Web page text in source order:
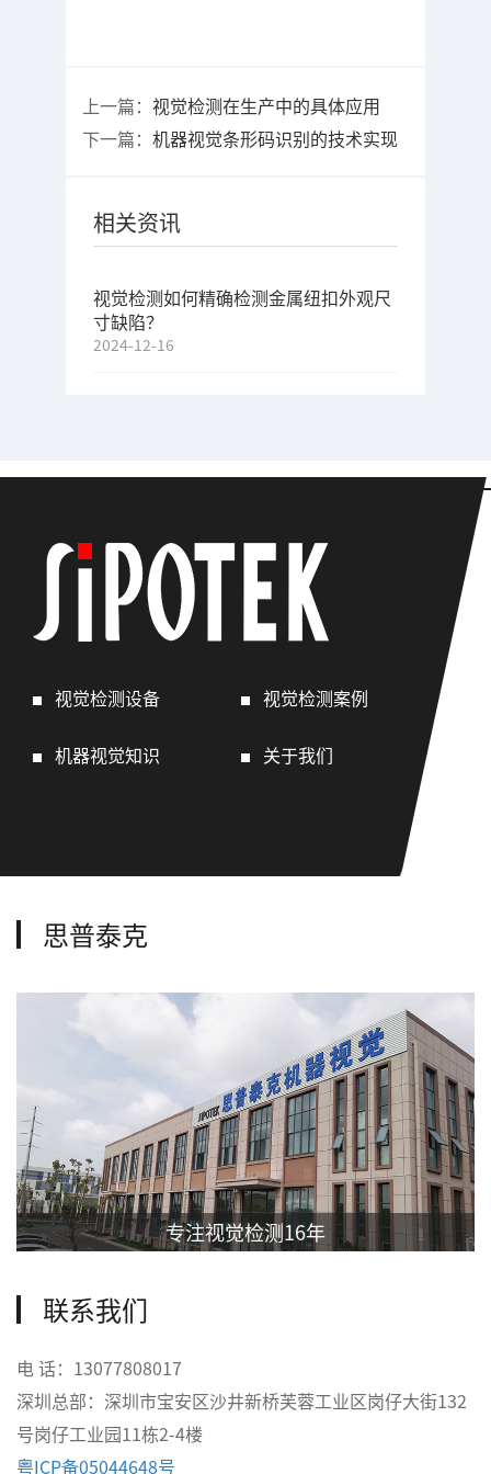
上一篇： 视觉检测在生产中的具体应用
下一篇： 机器视觉条形码识别的技术实现
相关资讯
视觉检测如何精确检测金属纽扣外观尺
寸缺陷？
2024-12-16
视觉检测设备 视觉检测案例
机器视觉知识 关于我们
思普泰克
专注视觉检测16年
联系我们
电 话：13077808017
深圳总部：深圳市宝安区沙井新桥芙蓉工业区岗仔大街132
号岗仔工业园11栋2-4楼
粤ICP备05044648号